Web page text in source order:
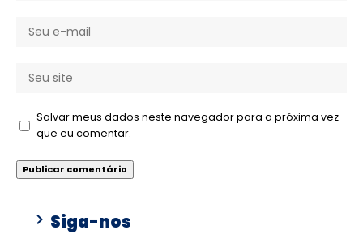
Salvar meus dados neste navegador para a próxima vez
que eu comentar.
Siga-nos